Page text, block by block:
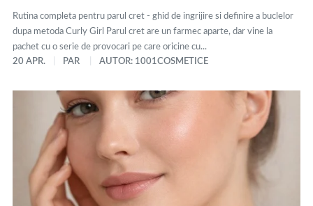
Rutina completa pentru parul cret - ghid de ingrijire si definire a buclelor
dupa metoda Curly Girl Parul cret are un farmec aparte, dar vine la
pachet cu o serie de provocari pe care oricine cu...
20 APR.
PAR AUTOR: 1001COSMETICE